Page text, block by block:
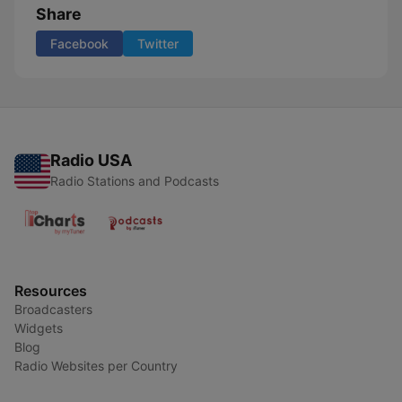
Share
Facebook Twitter
Radio USA
Radio Stations and Podcasts
Resources
Broadcasters
Widgets
Blog
Radio Websites per Country